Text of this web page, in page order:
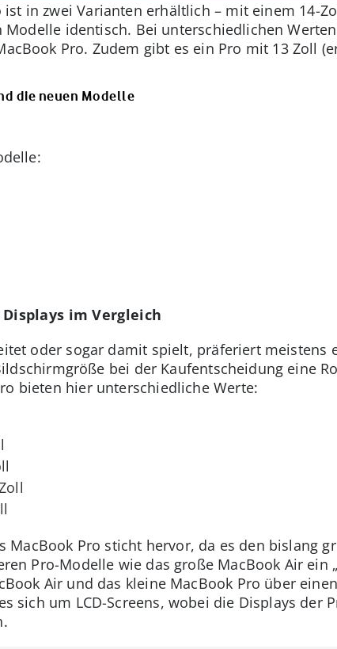
ist in zwei Varianten erhältlich – mit einem 14-
identisch. Bei unterschiedlichen
Pro. Zudem gibt es ein Pro mit 13 Zoll
die neuen Modelle
im Vergleich
oder sogar damit spielt, präferiert meistens
bei der Kaufentscheidung eine
bieten hier unterschiedliche Werte:
MacBook Pro sticht hervor, da es den bislang
Pro-Modelle wie das große MacBook Air ein
Air und das kleine MacBook Pro über
sich um LCD-Screens, wobei die Displays der